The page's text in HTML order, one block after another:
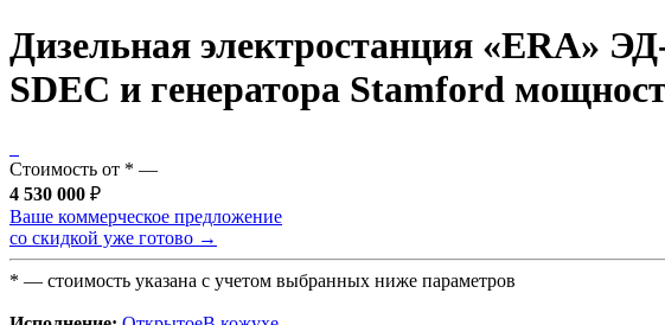
Дизельная электростанция «ERA»
SDEC и генератора Stamford
Стоимость от * —
4 530 000 ₽
Ваше коммерческое предложение
со скидкой уже готово →
* — стоимость указана с учетом выбранных ниже параметров